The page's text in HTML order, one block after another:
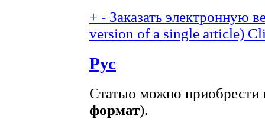
+ - Заказать электронную
version of a single article)
Рус
Статью можно приобрести
формат).